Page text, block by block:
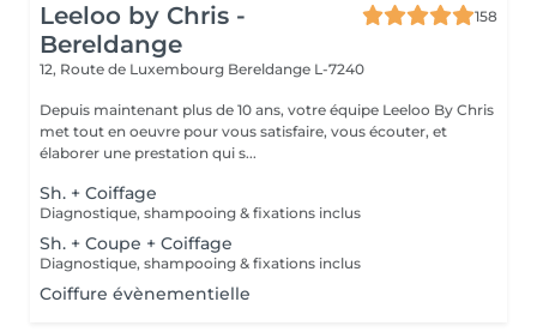
Leeloo by Chris -
Bereldange
158
12, Route de Luxembourg Bereldange L-7240
Depuis maintenant plus de 10 ans, votre équipe Leeloo By Chris
met tout en oeuvre pour vous satisfaire, vous écouter, et
élaborer une prestation qui s...
Sh. + Coiffage
Diagnostique, shampooing & fixations inclus
Sh. + Coupe + Coiffage
Diagnostique, shampooing & fixations inclus
Coiffure évènementielle